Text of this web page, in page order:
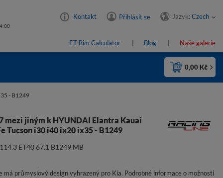
Kontakt Přihlásit se Jazyk: Czech
ET Rim Calculator Blog Naše galerie
0,00 Kč
- B1249
mezi jiným k HYUNDAI Elantra Kauai
Tucson i30 i40 ix20 ix35 - B1249
ET40 67.1 B1249 MB
má průmyslový design vyhrazený pro Kia. Podrobné informace o možnosti